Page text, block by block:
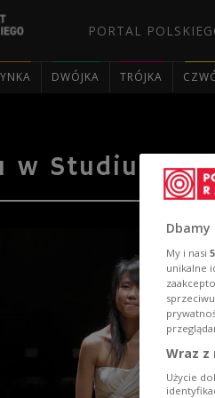
PORTAL
DWÓJKA TRÓJKA
w Studiu PR
My i nasi 5
unikalne
Wraz z
Użycie